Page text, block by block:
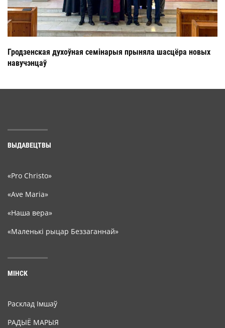
Гродзенская духоўная семінарыя прыняла шасцёра новых
навучэнцаў
ВЫДАВЕЦТВЫ
«Pro Christo»
«Ave Maria»
«Наша вера»
«Маленькі рыцар Беззаганнай»
МІНСК
Расклад Імшаў
РАДЫЁ МАРЫЯ